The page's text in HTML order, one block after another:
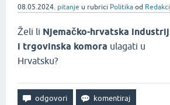
08.05.2024. pitanje u rubrici Politika od
Želi li Njemačko-hrvatska
i trgovinska komora ulagati u
Hrvatsku?